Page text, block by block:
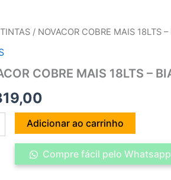
TINTAS / NOVACOR COBRE MAIS 18LTS
COBRE MAIS 18LTS –
Adicionar ao carrinho
Compre fácil pelo